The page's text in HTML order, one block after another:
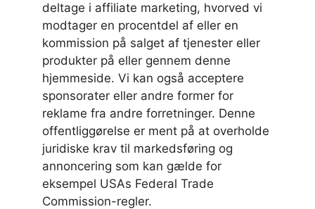
deltage i affiliate marketing, hvorved vi
modtager en procentdel af eller en
kommission på salget af tjenester eller
produkter på eller gennem denne
hjemmeside. Vi kan også acceptere
sponsorater eller andre former for
reklame fra andre forretninger. Denne
offentliggørelse er ment på at overholde
juridiske krav til markedsføring og
annoncering som kan gælde for
eksempel USAs Federal Trade
Commission-regler.